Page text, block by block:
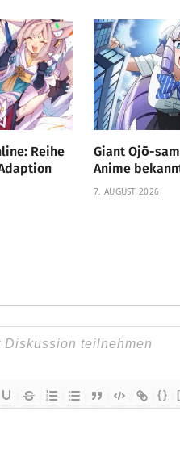
Reihe
Giant Ojō-
Anime
7. AUGUST 2026
{}